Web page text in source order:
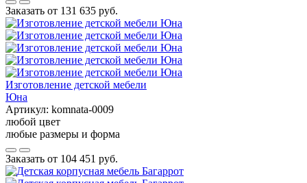
Заказать от 131 635 руб.
Изготовление детской мебели
Юна
Артикул: komnata-0009
любой цвет
любые размеры и форма
Заказать от 104 451 руб.